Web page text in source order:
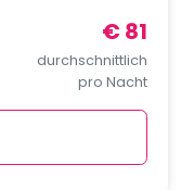
€ 81
durchschnittlich
pro Nacht